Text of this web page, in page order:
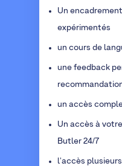
Un
expérimentés
un cours de
une feedback
un accès
Un accès à
Butler 24/7
l'accès